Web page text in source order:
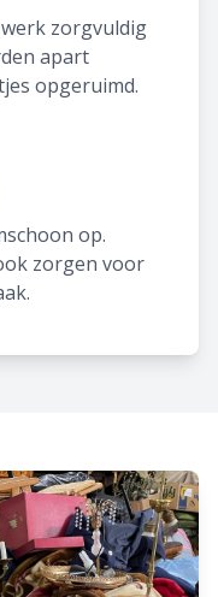
zorgvuldig
apart
opgeruimd.
op.
zorgen voor